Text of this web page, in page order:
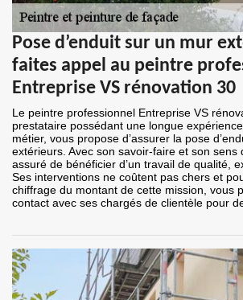
Pose d’enduit sur un mur
faites appel au peintre
Entreprise VS rénovation 30
Le peintre professionnel Entreprise VS
prestataire possédant une longue
métier, vous propose d’assurer la pose
extérieurs. Avec son savoir-faire et son sens
assuré de bénéficier d’un travail de qualité,
Ses interventions ne coûtent pas chers et
chiffrage du montant de cette mission, vous
contact avec ses chargés de clientèle pour